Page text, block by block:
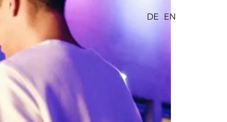
DE EN